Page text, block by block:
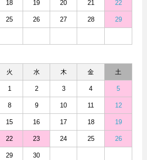
18 19 20 21 22
25 26 27 28 29
火 水 木 金 土
1 2 3 4 5
8 9 10 11 12
15 16 17 18 19
22 23 24 25 26
29 30